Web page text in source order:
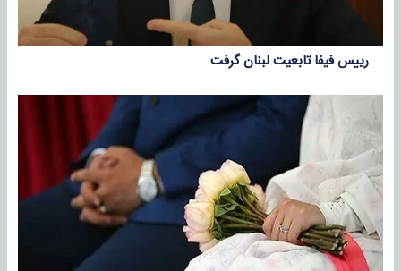
رییس فیفا تابعیت لبنان گرفت